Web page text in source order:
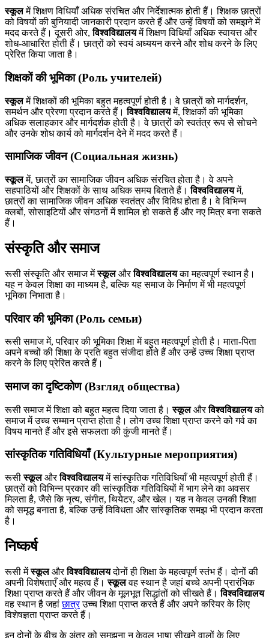
स्कूलमें शिक्षण विधियाँ अधिक संरचित और निर्देशात्मक होती हैं। शिक्षक छात्रों
को विषयों की बुनियादी जानकारी प्रदान करते हैं और उन्हें विषयों को समझने में
मदद करते हैं। दूसरी ओर,विश्वविद्यालयमें शिक्षण विधियाँ अधिक स्वायत्त और
शोध-आधारित होती हैं। छात्रों को स्वयं अध्ययन करने और शोध करने के लिए
प्रेरित किया जाता है।
शिक्षकों की भूमिका (Роль учителей)
स्कूलमें शिक्षकों की भूमिका बहुत महत्वपूर्ण होती है। वे छात्रों को मार्गदर्शन,
समर्थन और प्रेरणा प्रदान करते हैं।विश्वविद्यालयमें, शिक्षकों की भूमिका
अधिक सलाहकार और मार्गदर्शक होती है। वे छात्रों को स्वतंत्र रूप से सोचने
और उनके शोध कार्य को मार्गदर्शन देने में मदद करते हैं।
सामाजिक जीवन (Социальная жизнь)
स्कूलमें, छात्रों का सामाजिक जीवन अधिक संरचित होता है। वे अपने
सहपाठियों और शिक्षकों के साथ अधिक समय बिताते हैं।विश्वविद्यालयमें,
छात्रों का सामाजिक जीवन अधिक स्वतंत्र और विविध होता है। वे विभिन्न
क्लबों, सोसाइटियों और संगठनों में शामिल हो सकते हैं और नए मित्र बना सकते
हैं।
संस्कृति और समाज
रूसी संस्कृति और समाज मेंस्कूलऔरविश्वविद्यालयका महत्वपूर्ण स्थान है।
यह न केवल शिक्षा का माध्यम है, बल्कि यह समाज के निर्माण में भी महत्वपूर्ण
भूमिका निभाता है।
परिवार की भूमिका (Роль семьи)
रूसी समाज में, परिवार की भूमिका शिक्षा में बहुत महत्वपूर्ण होती है। माता-पिता
अपने बच्चों की शिक्षा के प्रति बहुत संजीदा होते हैं और उन्हें उच्च शिक्षा प्राप्त
करने के लिए प्रेरित करते हैं।
समाज का दृष्टिकोण (Взгляд общества)
रूसी समाज में शिक्षा को बहुत महत्व दिया जाता है।स्कूलऔरविश्वविद्यालयको
समाज में उच्च सम्मान प्राप्त होता है। लोग उच्च शिक्षा प्राप्त करने को गर्व का
विषय मानते हैं और इसे सफलता की कुंजी मानते हैं।
सांस्कृतिक गतिविधियाँ (Культурные мероприятия)
रूसीस्कूलऔरविश्वविद्यालयमें सांस्कृतिक गतिविधियाँ भी महत्वपूर्ण होती हैं।
छात्रों को विभिन्न प्रकार की सांस्कृतिक गतिविधियों में भाग लेने का अवसर
मिलता है, जैसे कि नृत्य, संगीत, थियेटर, और खेल। यह न केवल उनकी शिक्षा
को समृद्ध बनाता है, बल्कि उन्हें विविधता और सांस्कृतिक समझ भी प्रदान करता
है।
निष्कर्ष
रूसी मेंस्कूलऔरविश्वविद्यालयदोनों ही शिक्षा के महत्वपूर्ण स्तंभ हैं। दोनों की
अपनी विशेषताएँ और महत्व हैं।स्कूलवह स्थान है जहां बच्चे अपनी प्रारंभिक
शिक्षा प्राप्त करते हैं और जीवन के मूलभूत सिद्धांतों को सीखते हैं।विश्वविद्यालय
वह स्थान है जहांछात्रउच्च शिक्षा प्राप्त करते हैं और अपने करियर के लिए
विशेषज्ञता प्राप्त करते हैं।
इन दोनों के बीच के अंतर को समझना न केवल भाषा सीखने वालों के लिए